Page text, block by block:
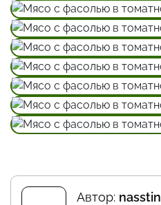
Автор: nasstin